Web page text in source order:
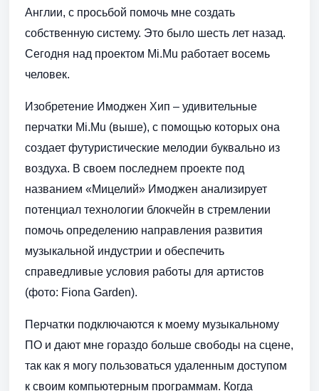
Англии, с просьбой помочь мне создать
собственную систему. Это было шесть лет назад.
Сегодня над проектом Mi.Mu работает восемь
человек.
Изобретение Имоджен Хип – удивительные
перчатки Mi.Mu (выше), с помощью которых она
создает футуристические мелодии буквально из
воздуха. В своем последнем проекте под
названием «Мицелий» Имоджен анализирует
потенциал технологии блокчейн в стремлении
помочь определению направления развития
музыкальной индустрии и обеспечить
справедливые условия работы для артистов
(фото: Fiona Garden).
Перчатки подключаются к моему музыкальному
ПО и дают мне гораздо больше свободы на сцене,
так как я могу пользоваться удаленным доступом
к своим компьютерным программам. Когда